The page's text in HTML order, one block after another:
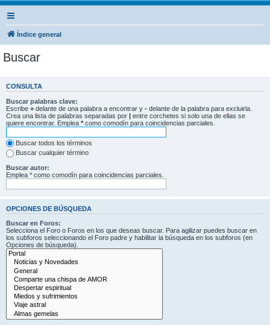
Índice general
Buscar
CONSULTA
Buscar palabras clave:
Escribe + delante de una palabra a encontrar y - delante de la palabra para excluirla.
Crea una lista de palabras separadas por | entre corchetes si solo una de ellas se
quiere encontrar. Emplea * como comodín para coincidencias parciales.
Buscar todos los términos
Buscar cualquier término
Buscar autor:
Emplea * como comodín para coincidencias parciales.
OPCIONES DE BÚSQUEDA
Buscar en Foros:
Selecciona el Foro o Foros en los que deseas buscar. Para agilizar puedes buscar en
los subforos seleccionando el Foro padre y habilitar la búsqueda en los subforos (en
Opciones de búsqueda).